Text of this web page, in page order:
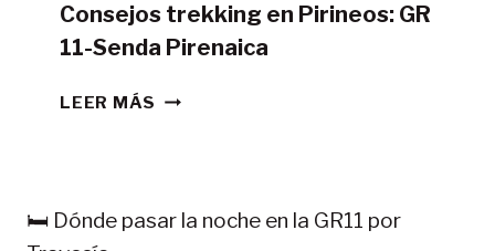
Consejos trekking en Pirineos: GR
11-Senda Pirenaica
LEER MÁS CONSEJOS
11-
🛏️ Dónde pasar la noche en la GR11 por